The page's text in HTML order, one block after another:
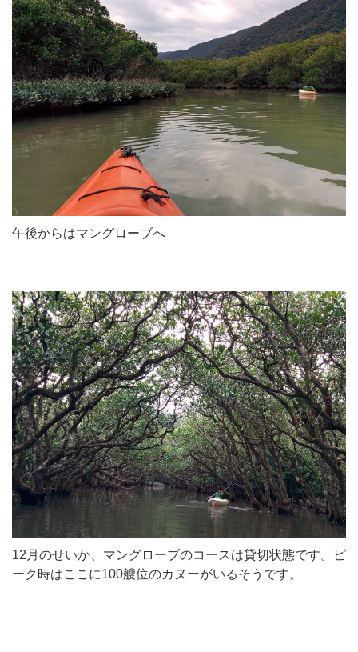
午後からはマングローブへ
12月のせいか、マングローブのコースは貸切状態です。ピ
ーク時はここに100艘位のカヌーがいるそうです。